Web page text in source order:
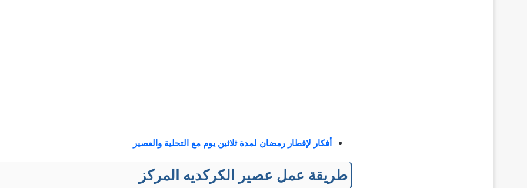
أفكار لإفطار رمضان لمدة ثلاثين يوم مع التحلية والعصير
طريقة عمل عصير الكركديه المركز